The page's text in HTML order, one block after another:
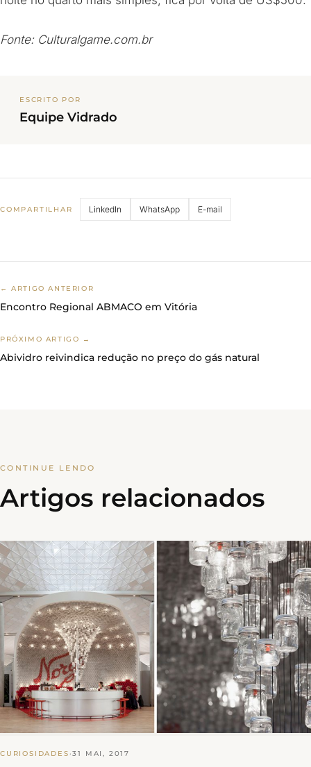
Fonte: Culturalgame.com.br
ESCRITO POR
Equipe Vidrado
COMPARTILHAR LinkedIn WhatsApp E-mail
← ARTIGO ANTERIOR
Encontro Regional ABMACO em Vitória
PRÓXIMO ARTIGO →
Abividro reivindica redução no preço do gás natural
CONTINUE LENDO
Artigos relacionados
CURIOSIDADES·31 MAI, 2017